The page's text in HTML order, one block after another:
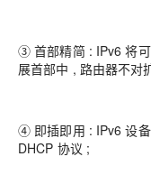
③ 首部精简 : IPv6 将
展首部中 , 路由器不对
④ 即插即用 : IPv6 设
DHCP 协议 ;